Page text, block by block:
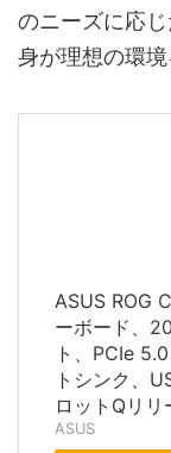
のニーズに応
身が理想の環境
ASUS ROG
ーボード、
ト、PCIe
トシンク、
ロットQリ
ASUS